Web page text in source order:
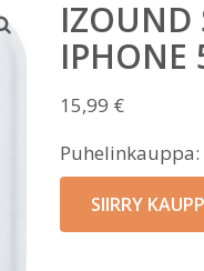
IZOUND
IPHONE
15,99 €
Puhelinkauppa:
SIIRRY